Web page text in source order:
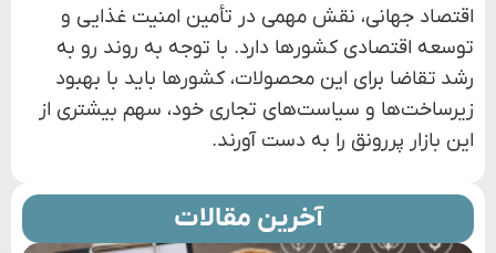
آخرین مقالات
اقتصاد جهانی، نقش مهمی در تأمین امنیت غذایی و
توسعه اقتصادی کشورها دارد. با توجه به روند رو به
رشد تقاضا برای این محصولات، کشورها باید با بهبود
زیرساخت‌ها و سیاست‌های تجاری خود، سهم بیشتری از
این بازار پررونق را به دست آورند.